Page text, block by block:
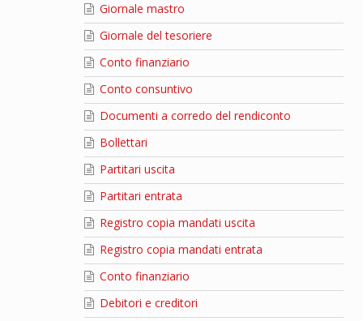
Giornale mastro
Giornale del tesoriere
Conto finanziario
Conto consuntivo
Documenti a corredo del rendiconto
Bollettari
Partitari uscita
Partitari entrata
Registro copia mandati uscita
Registro copia mandati entrata
Conto finanziario
Debitori e creditori